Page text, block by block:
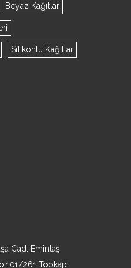
Beyaz Kağıtlar
Silikonlu Kağıtlar
Cad. Emintaş
261 Topkapı